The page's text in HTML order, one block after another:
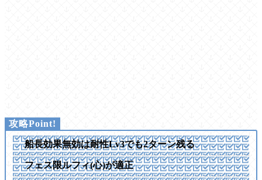
船長効果無効は耐性Lv3でも2ターン残る
フェス限ルフィ(心)が適正